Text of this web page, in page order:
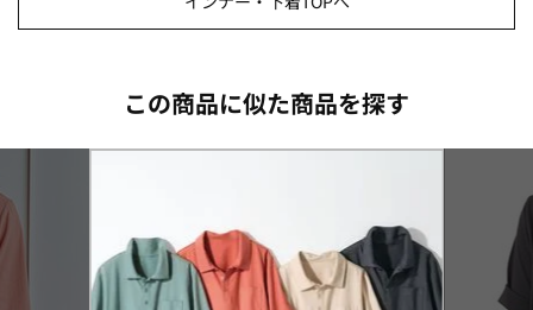
この商品に似た商品を探す